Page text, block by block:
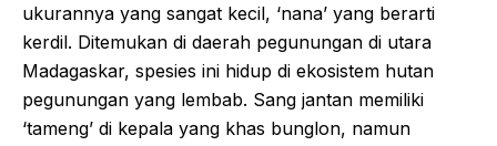
ukurannya yang sangat kecil, ‘nana’ yang berarti
kerdil. Ditemukan di daerah pegunungan di utara
Madagaskar, spesies ini hidup di ekosistem hutan
pegunungan yang lembab. Sang jantan memiliki
‘tameng’ di kepala yang khas bunglon, namun